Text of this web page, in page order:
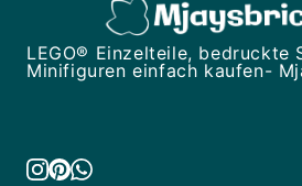
LEGO® Einzelteile, bedruckte
Minifiguren einfach kaufen-